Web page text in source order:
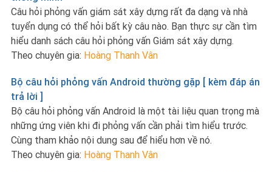
Câu hỏi phỏng vấn giám sát xây dựng rất đa dạng và nhà
tuyển dụng có thể hỏi bất kỳ câu nào. Bạn thực sự cần tìm
hiểu danh sách câu hỏi phỏng vấn Giám sát xây dựng.
Theo chuyên gia: Hoàng Thanh Vân
Bộ câu hỏi phỏng vấn Android thường gặp [ kèm đáp án
trả lời ]
Bộ câu hỏi phỏng vấn Android là một tài liệu quan trọng mà
những ứng viên khi đi phỏng vấn cần phải tìm hiểu trước.
Cùng tham khảo nội dung sau để hiểu hơn về nó.
Theo chuyên gia: Hoàng Thanh Vân